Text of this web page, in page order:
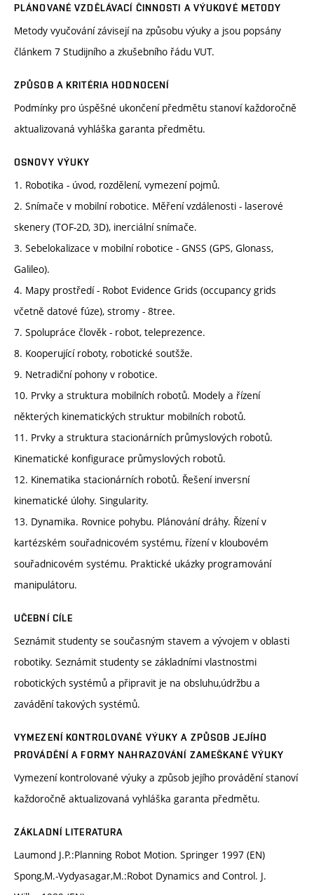
PLÁNOVANÉ VZDĚLÁVACÍ ČINNOSTI A VÝUKOVÉ METODY
Metody vyučování závisejí na způsobu výuky a jsou popsány
článkem 7 Studijního a zkušebního řádu VUT.
ZPŮSOB A KRITÉRIA HODNOCENÍ
Podmínky pro úspěšné ukončení předmětu stanoví každoročně
aktualizovaná vyhláška garanta předmětu.
OSNOVY VÝUKY
1. Robotika - úvod, rozdělení, vymezení pojmů.
2. Snímače v mobilní robotice. Měření vzdálenosti - laserové
skenery (TOF-2D, 3D), inerciální snímače.
3. Sebelokalizace v mobilní robotice - GNSS (GPS, Glonass,
Galileo).
4. Mapy prostředí - Robot Evidence Grids (occupancy grids
včetně datové fúze), stromy - 8tree.
7. Spolupráce člověk - robot, teleprezence.
8. Kooperující roboty, robotické soutšže.
9. Netradiční pohony v robotice.
10. Prvky a struktura mobilních robotů. Modely a řízení
některých kinematických struktur mobilních robotů.
11. Prvky a struktura stacionárních průmyslových robotů.
Kinematické konfigurace průmyslových robotů.
12. Kinematika stacionárních robotů. Řešení inversní
kinematické úlohy. Singularity.
13. Dynamika. Rovnice pohybu. Plánování dráhy. Řízení v
kartézském souřadnicovém systému, řízení v kloubovém
souřadnicovém systému. Praktické ukázky programování
manipulátoru.
UČEBNÍ CÍLE
Seznámit studenty se současným stavem a vývojem v oblasti
robotiky. Seznámit studenty se základními vlastnostmi
robotických systémů a připravit je na obsluhu,údržbu a
zavádění takových systémů.
VYMEZENÍ KONTROLOVANÉ VÝUKY A ZPŮSOB JEJÍHO
PROVÁDĚNÍ A FORMY NAHRAZOVÁNÍ ZAMEŠKANÉ VÝUKY
Vymezení kontrolované výuky a způsob jejího provádění stanoví
každoročně aktualizovaná vyhláška garanta předmětu.
ZÁKLADNÍ LITERATURA
Laumond J.P.:Planning Robot Motion. Springer 1997 (EN)
Spong,M.-Vydyasagar,M.:Robot Dynamics and Control. J.